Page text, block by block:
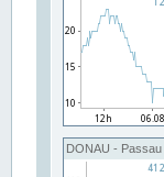
DONAU - Passau